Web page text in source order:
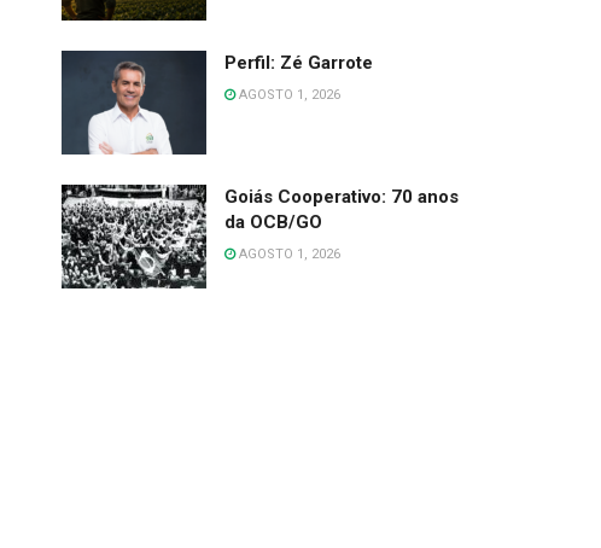
Perfil: Zé Garrote
AGOSTO 1, 2026
Goiás Cooperativo: 70 anos
da OCB/GO
AGOSTO 1, 2026